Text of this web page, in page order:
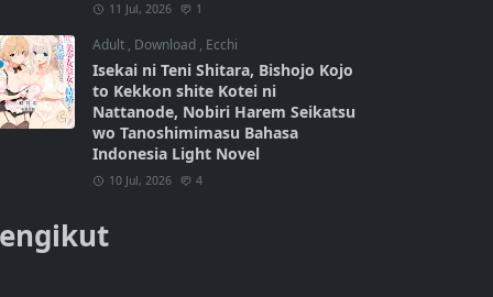
11 Jul, 2026 1
Adult , Download , Ecchi
Isekai ni Teni Shitara, Bishojo Kojo
to Kekkon shite Kotei ni
Nattanode, Nobiri Harem Seikatsu
wo Tanoshimimasu Bahasa
Indonesia Light Novel
10 Jul, 2026 4